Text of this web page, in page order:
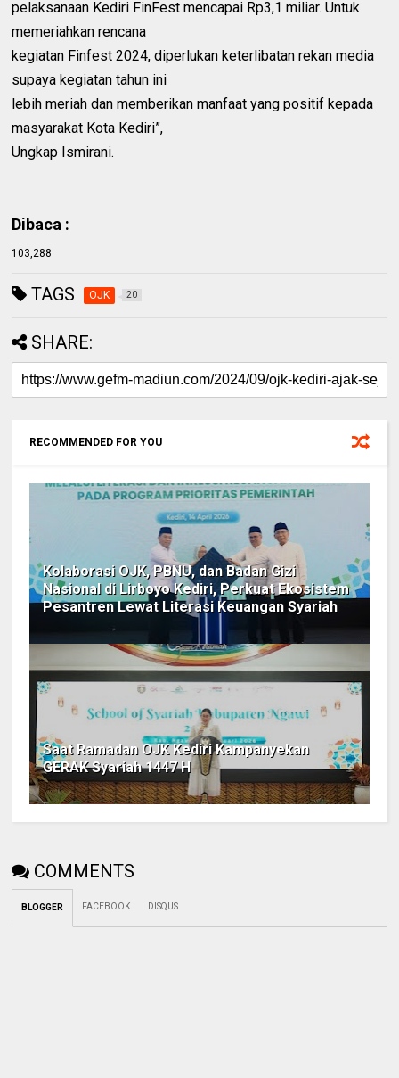
pelaksanaan Kediri FinFest mencapai Rp3,1 miliar. Untuk
memeriahkan rencana
kegiatan Finfest 2024, diperlukan keterlibatan rekan media
supaya kegiatan tahun ini
lebih meriah dan memberikan manfaat yang positif kepada
masyarakat Kota Kediri”,
Ungkap Ismirani.
Dibaca :
103,288
TAGS OJK 20
SHARE:
RECOMMENDED FOR YOU
Kolaborasi OJK, PBNU, dan Badan Gizi
Nasional di Lirboyo Kediri, Perkuat Ekosistem
Pesantren Lewat Literasi Keuangan Syariah
Saat Ramadan OJK Kediri Kampanyekan
GERAK Syariah 1447 H
COMMENTS
BLOGGER FACEBOOK DISQUS